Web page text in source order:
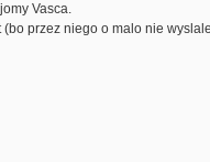
Vasca.
przez niego o malo nie